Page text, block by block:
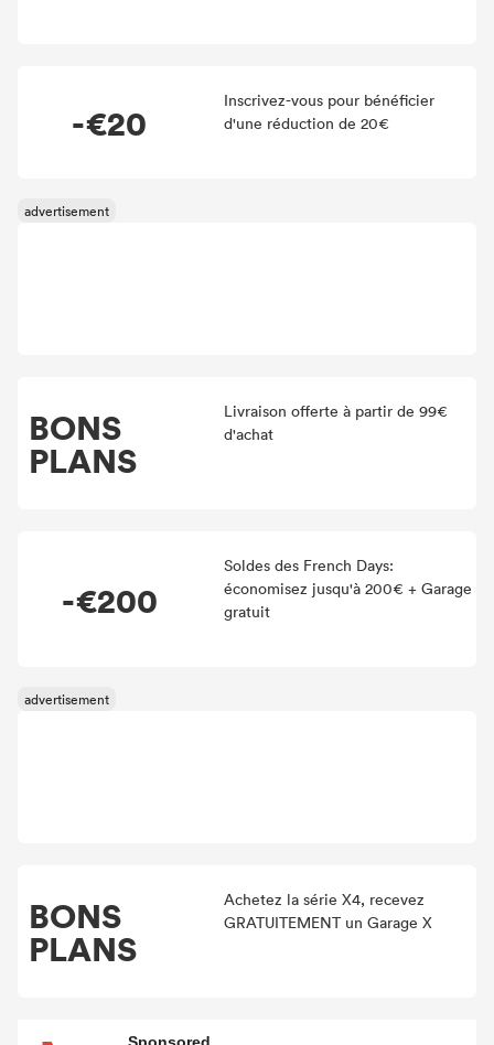
-€20
Inscrivez-vous pour bénéficier
d'une réduction de 20€
BONS
PLANS
Livraison offerte à partir de 99€
d'achat
-€200
Soldes des French Days:
économisez jusqu'à 200€ + Garage
gratuit
BONS
PLANS
Achetez la série X4, recevez
GRATUITEMENT un Garage X